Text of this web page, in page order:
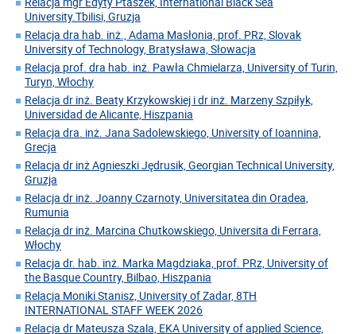
University.Tbilisi, Gruzja
Relacja dra hab. inż., Adama Masłonia, prof. PRz, Slovak
University of Technology, Bratysława, Słowacja
Relacja prof. dra hab. inż. Pawła Chmielarza, University of Turin,
Turyn, Włochy
Relacja dr inż. Beaty Krzykowskiej i dr inż. Marzeny Szpiłyk,
Universidad de Alicante, Hiszpania
Relacja dra. inż. Jana Sadolewskiego, University of Ioannina,
Grecja
Relacja dr inż Agnieszki Jędrusik, Georgian Technical University,
Gruzja
Relacja dr inż. Joanny Czarnoty, Universitatea din Oradea,
Rumunia
Relacja dr inż. Marcina Chutkowskiego, Universita di Ferrara,
Włochy
Relacja dr. hab. inż. Marka Magdziaka, prof. PRz, University of
the Basque Country, Bilbao, Hiszpania
Relacja Moniki Stanisz, University of Zadar, 8TH
INTERNATIONAL STAFF WEEK 2026
Relacja dr Mateusza Szala, EKA University of applied Science,